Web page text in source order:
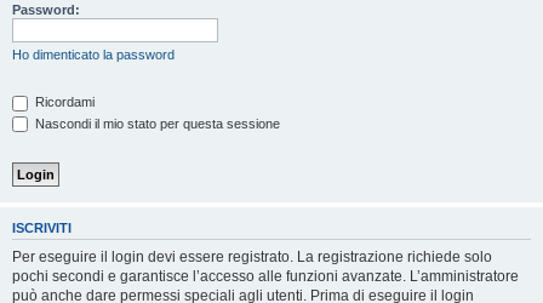
Password:
Ho dimenticato la password
Ricordami
Nascondi il mio stato per questa sessione
ISCRIVITI
Per eseguire il login devi essere registrato. La registrazione richiede solo
pochi secondi e garantisce l’accesso alle funzioni avanzate. L’amministratore
può anche dare permessi speciali agli utenti. Prima di eseguire il login